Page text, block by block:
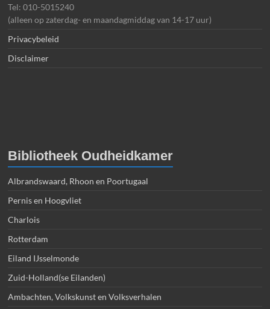
Tel: 010-5015240
(alleen op zaterdag- en maandagmiddag van 14-17 uur)
Privacybeleid
Disclaimer
Bibliotheek Oudheidkamer
Albrandswaard, Rhoon en Poortugaal
Pernis en Hoogvliet
Charlois
Rotterdam
Eiland IJsselmonde
Zuid-Holland(se Eilanden)
Ambachten, Volkskunst en Volksverhalen